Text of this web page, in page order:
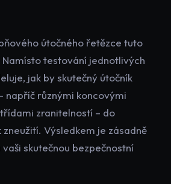
útočného řetězce tuto
testování jednotlivých
jak by skutečný útočník
napříč různými koncovými
zranitelností – do
Výsledkem je zásadně
skutečnou bezpečnostní